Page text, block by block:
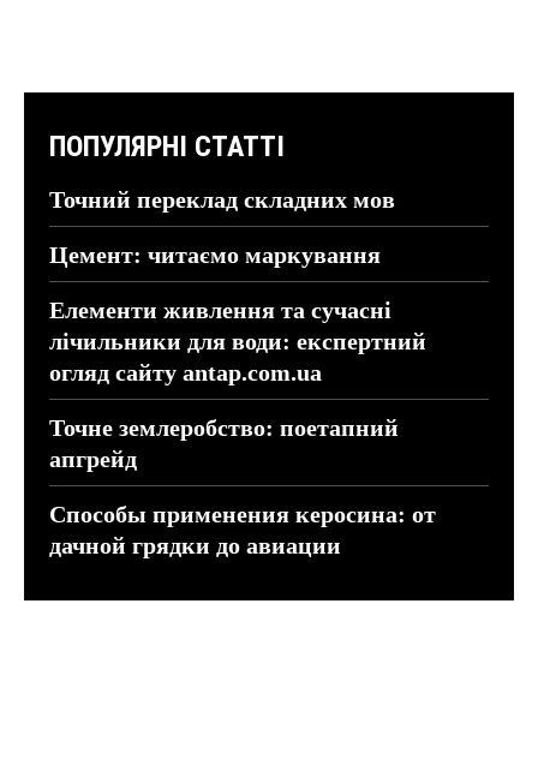
ПОПУЛЯРНІ СТАТТІ
Точний переклад складних мов
Цемент: читаємо маркування
Елементи живлення та сучасні
лічильники для води: експертний
огляд сайту antap.com.ua
Точне землеробство: поетапний
апгрейд
Способы применения керосина: от
дачной грядки до авиации